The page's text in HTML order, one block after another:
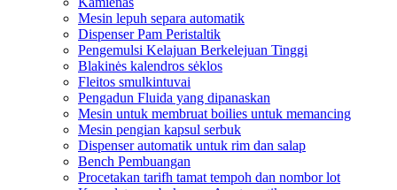
Mesin lepuh separa automatik
Dispenser Pam Peristaltik
Pengemulsi Kelajuan Berkelejuan Tinggi
Blakinės kalendros sėklos
Fleitos smulkintuvai
Pengadun Fluida yang dipanaskan
Mesin untuk membruat boilies untuk memancing
Mesin pengian kapsul serbuk
Dispenser automatik untuk rim dan salap
Bench Pembuangan
Procetakan tarifh tamat tempoh dan nombor lot